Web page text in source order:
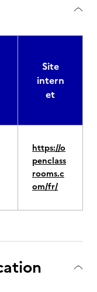
Site
intern
et
https://o
penclass
rooms.c
om/fr/